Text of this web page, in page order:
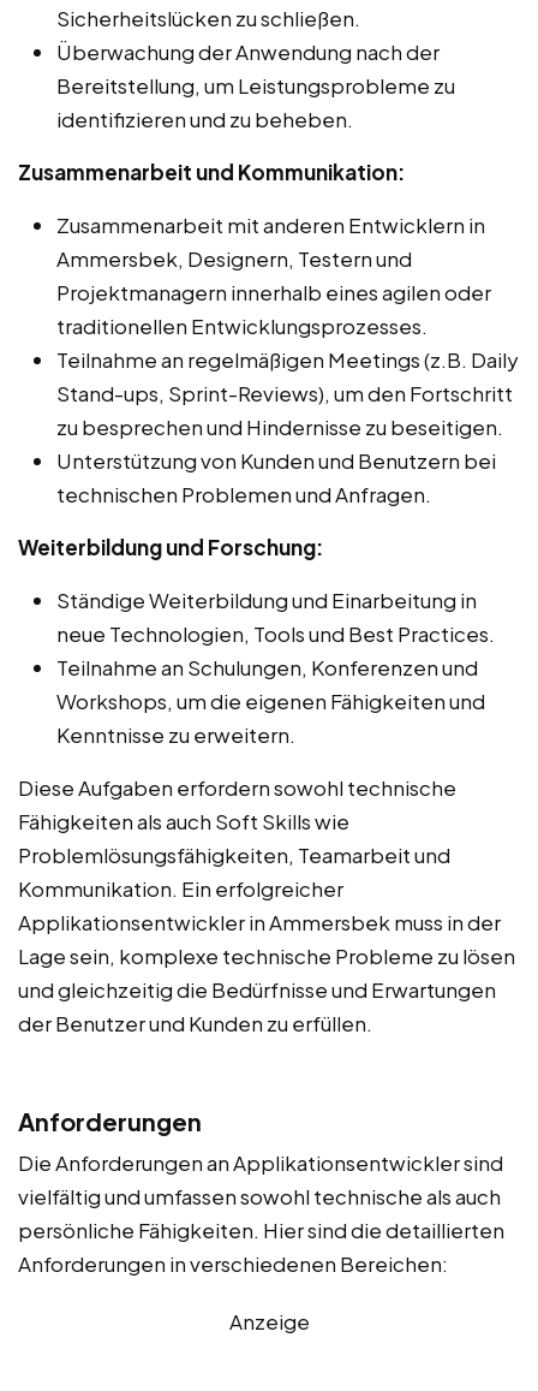
Sicherheitslücken zu schließen.
Überwachung der Anwendung nach der
Bereitstellung, um Leistungsprobleme zu
identifizieren und zu beheben.
Zusammenarbeit und Kommunikation:
Zusammenarbeit mit anderen Entwicklern in
Ammersbek, Designern, Testern und
Projektmanagern innerhalb eines agilen oder
traditionellen Entwicklungsprozesses.
Teilnahme an regelmäßigen Meetings (z.B. Daily
Stand-ups, Sprint-Reviews), um den Fortschritt
zu besprechen und Hindernisse zu beseitigen.
Unterstützung von Kunden und Benutzern bei
technischen Problemen und Anfragen.
Weiterbildung und Forschung:
Ständige Weiterbildung und Einarbeitung in
neue Technologien, Tools und Best Practices.
Teilnahme an Schulungen, Konferenzen und
Workshops, um die eigenen Fähigkeiten und
Kenntnisse zu erweitern.
Diese Aufgaben erfordern sowohl technische
Fähigkeiten als auch Soft Skills wie
Problemlösungsfähigkeiten, Teamarbeit und
Kommunikation. Ein erfolgreicher
Applikationsentwickler in Ammersbek muss in der
Lage sein, komplexe technische Probleme zu lösen
und gleichzeitig die Bedürfnisse und Erwartungen
der Benutzer und Kunden zu erfüllen.
Anforderungen
Die Anforderungen an Applikationsentwickler sind
vielfältig und umfassen sowohl technische als auch
persönliche Fähigkeiten. Hier sind die detaillierten
Anforderungen in verschiedenen Bereichen:
Anzeige